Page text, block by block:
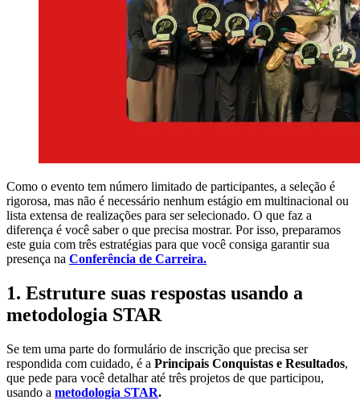
Como o evento tem número limitado de participantes, a seleção é
rigorosa, mas não é necessário nenhum estágio em multinacional ou
lista extensa de realizações para ser selecionado. O que faz a
diferença é você saber o que precisa mostrar. Por isso, preparamos
este guia com três estratégias para que você consiga garantir sua
presença na Conferência de Carreira.
1. Estruture suas respostas usando a
metodologia STAR
Se tem uma parte do formulário de inscrição que precisa ser
respondida com cuidado, é a Principais Conquistas e Resultados,
que pede para você detalhar até três projetos de que participou,
usando a metodologia STAR.